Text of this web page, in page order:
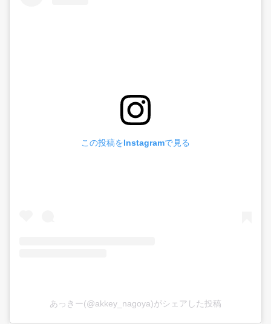
この投稿をInstagramで見る
あっきー(@akkey_nagoya)がシェアした投稿